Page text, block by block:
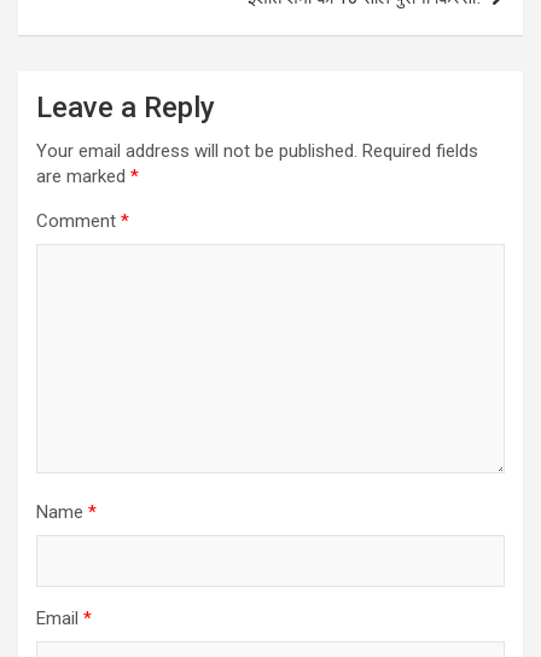
Leave a Reply
Your email address will not be published. Required fields
are marked *
Comment *
Name *
Email *